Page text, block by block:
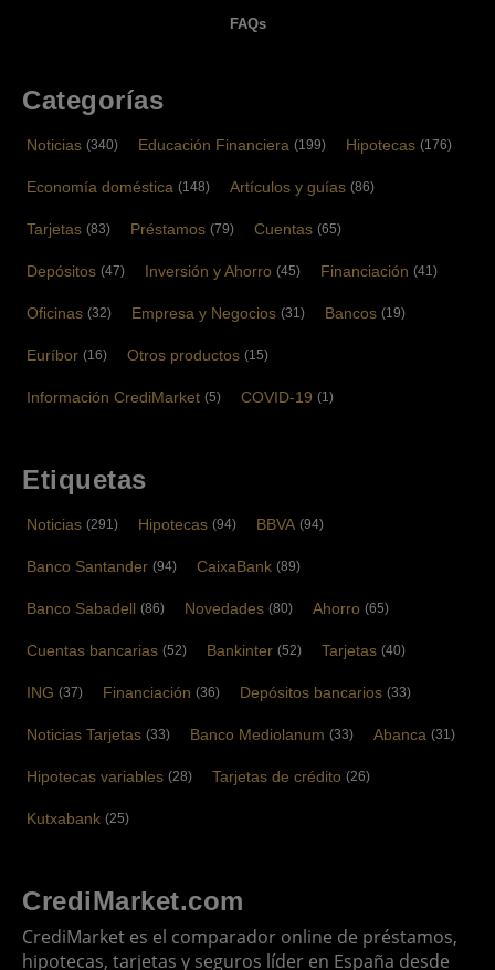
FAQs
Categorías
Noticias (340) Educación Financiera (199) Hipotecas (176)
Economía doméstica (148) Artículos y guías (86)
Tarjetas (83) Préstamos (79) Cuentas (65)
Depósitos (47) Inversión y Ahorro (45) Financiación (41)
Oficinas (32) Empresa y Negocios (31) Bancos (19)
Euríbor (16) Otros productos (15)
Información CrediMarket (5) COVID-19 (1)
Etiquetas
Noticias (291) Hipotecas (94) BBVA (94)
Banco Santander (94) CaixaBank (89)
Banco Sabadell (86) Novedades (80) Ahorro (65)
Cuentas bancarias (52) Bankinter (52) Tarjetas (40)
ING (37) Financiación (36) Depósitos bancarios (33)
Noticias Tarjetas (33) Banco Mediolanum (33) Abanca (31)
Hipotecas variables (28) Tarjetas de crédito (26)
Kutxabank (25)
CrediMarket.com
CrediMarket es el comparador online de préstamos,
hipotecas, tarjetas y seguros líder en España desde